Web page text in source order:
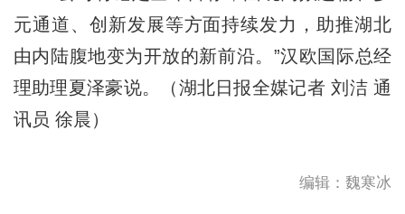
元通道、创新发展等方面持续发力，助推湖北
由内陆腹地变为开放的新前沿。”汉欧国际总经
理助理夏泽豪说。（湖北日报全媒记者 刘洁 通
讯员 徐晨）
编辑：魏寒冰